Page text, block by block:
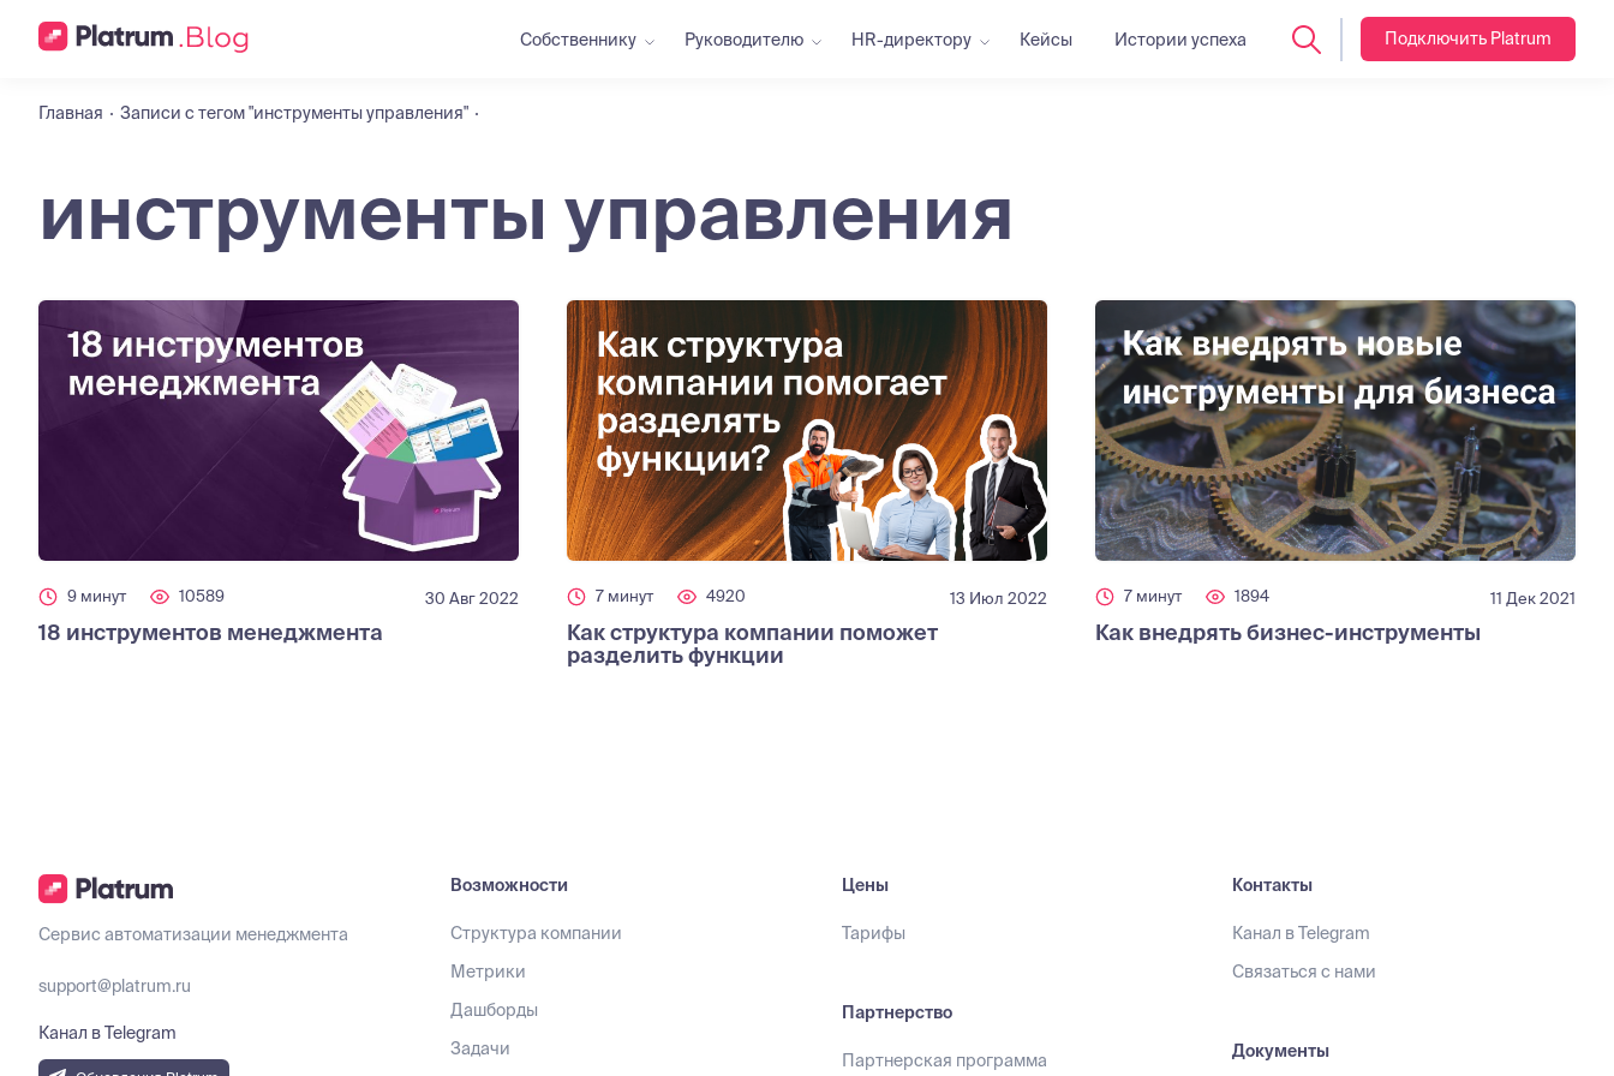
Собственнику Руководителю HR-директору Кейсы Истории успеха Подключить Platrum
Главная Записи с тегом "инструменты управления"
инструменты управления
9 минут 10589 30 Авг 2022
18 инструментов менеджмента
7 минут 4920 13 Июл 2022
Как структура компании поможет
разделить функции
7 минут 1894 11 Дек 2021
Как внедрять бизнес-инструменты
Сервис автоматизации менеджмента
support@platrum.ru
Канал в Telegram
Возможности
Структура компании
Метрики
Дашборды
Задачи
Цены
Тарифы
Партнерство
Партнерская программа
Контакты
Канал в Telegram
Связаться с нами
Документы